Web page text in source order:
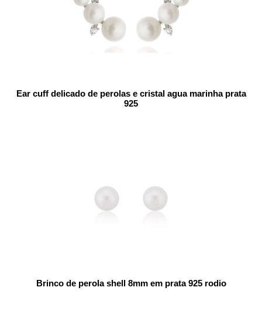
Ear cuff delicado de perolas e cristal agua marinha prata
925
Brinco de perola shell 8mm em prata 925 rodio